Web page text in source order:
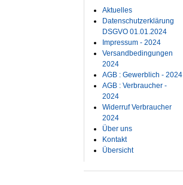
Aktuelles
Datenschutzerklärung
DSGVO 01.01.2024
Impressum - 2024
Versandbedingungen
2024
AGB : Gewerblich - 2024
AGB : Verbraucher -
2024
Widerruf Verbraucher
2024
Über uns
Kontakt
Übersicht